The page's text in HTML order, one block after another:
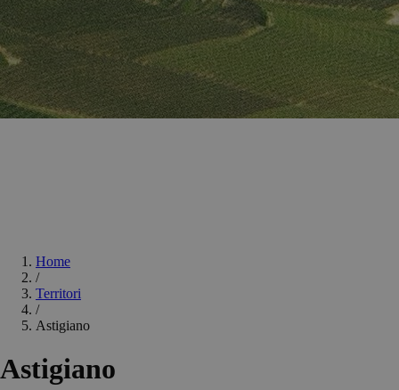
Home
/
Territori
/
Astigiano
Astigiano